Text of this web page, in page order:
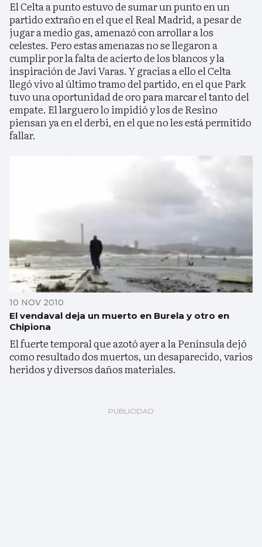
El Celta a punto estuvo de sumar un punto en un
partido extraño en el que el Real Madrid, a pesar de
jugar a medio gas, amenazó con arrollar a los
celestes. Pero estas amenazas no se llegaron a
cumplir por la falta de acierto de los blancos y la
inspiración de Javi Varas. Y gracias a ello el Celta
llegó vivo al último tramo del partido, en el que Park
tuvo una oportunidad de oro para marcar el tanto del
empate. El larguero lo impidió y los de Resino
piensan ya en el derbi, en el que no les está permitido
fallar.
10 NOV 2010
El vendaval deja un muerto en Burela y otro en
Chipiona
El fuerte temporal que azotó ayer a la Península dejó
como resultado dos muertos, un desaparecido, varios
heridos y diversos daños materiales.